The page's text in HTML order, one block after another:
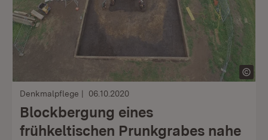
Denkmalpflege 06.10.2020
Blockbergung eines
frühkeltischen Prunkgrabes nahe